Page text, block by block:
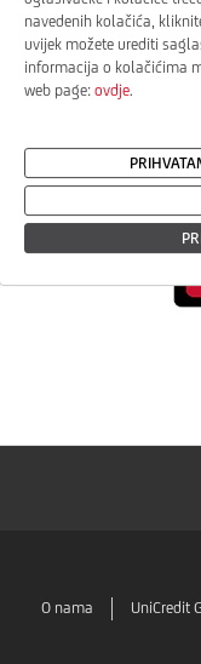
O nama UniCredit
navedenih kolačića,
uvijek možete urediti
informacija o kolačićima
web page: ovdje.